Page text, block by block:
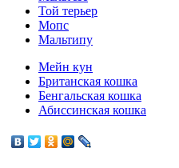
Той терьер
Мопс
Мальтипу
Мейн кун
Британская кошка
Бенгальская кошка
Абиссинская кошка